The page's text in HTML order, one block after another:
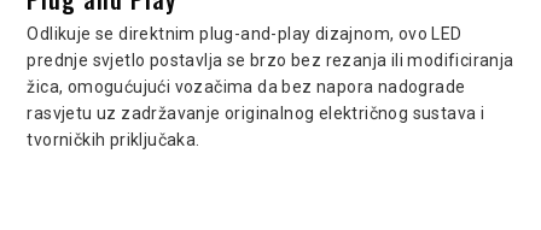
Odlikuje se direktnim plug-and-play dizajnom, ovo LED
prednje svjetlo postavlja se brzo bez rezanja ili modificiranja
žica, omogućujući vozačima da bez napora nadograde
rasvjetu uz zadržavanje originalnog električnog sustava i
tvorničkih priključaka.